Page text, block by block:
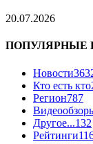
20.07.2026
ПОПУЛЯРНЫЕ
Новости
Кто есть кто
Регион787
Другое...132
Рейтинги